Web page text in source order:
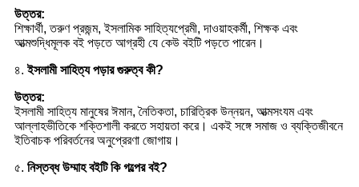
উত্তর:
শিক্ষার্থী, তরুণ প্রজন্ম, ইসলামিক সাহিত্যপ্রেমী, দাওয়াহকর্মী, শিক্ষক এবং
আত্মশুদ্ধিমূলক বই পড়তে আগ্রহী যে কেউ বইটি পড়তে পারেন।
৪.ইসলামী সাহিত্য পড়ার গুরুত্ব কী?
উত্তর:
ইসলামী সাহিত্য মানুষের ঈমান, নৈতিকতা, চারিত্রিক উন্নয়ন, আত্মসংযম এবং
আল্লাহভীতিকে শক্তিশালী করতে সহায়তা করে। একই সঙ্গে সমাজ ও ব্যক্তিজীবনে
ইতিবাচক পরিবর্তনের অনুপ্রেরণা জোগায়।
৫. নিস্তব্ধ উম্মাহ বইটি কি গল্পের বই?